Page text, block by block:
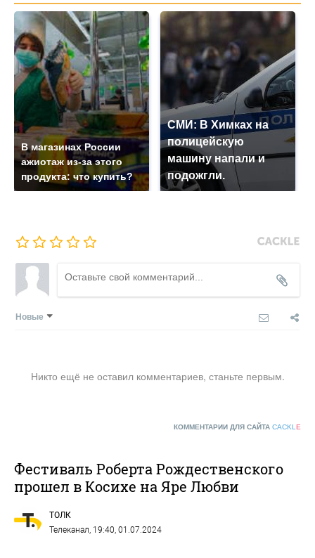
В магазинах России
ажиотаж из-за этого
продукта: что купить?
СМИ: В Химках на
полицейскую
машину напали и
подожгли.
Новые
Никто ещё не оставил комментариев, станьте первым.
КОММЕНТАРИИ ДЛЯ САЙТА CACKL E
Фестиваль Роберта Рождественского
прошел в Косихе на Яре Любви
ТОЛК
Телеканал, 19:40, 01.07.2024